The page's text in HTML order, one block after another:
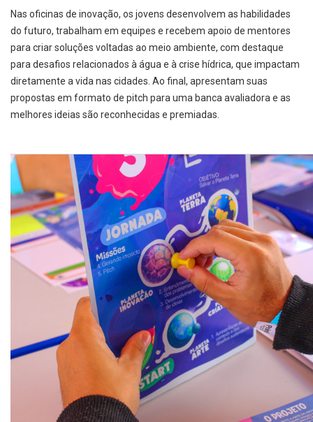
Nas oficinas de inovação, os jovens desenvolvem as habilidades
do futuro, trabalham em equipes e recebem apoio de mentores
para criar soluções voltadas ao meio ambiente, com destaque
para desafios relacionados à água e à crise hídrica, que impactam
diretamente a vida nas cidades. Ao final, apresentam suas
propostas em formato de pitch para uma banca avaliadora e as
melhores ideias são reconhecidas e premiadas.